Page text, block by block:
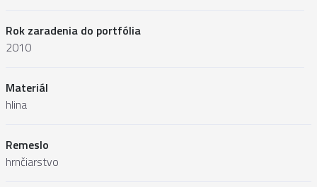
Rok zaradenia do portfólia
2010
Materiál
hlina
Remeslo
hrnčiarstvo